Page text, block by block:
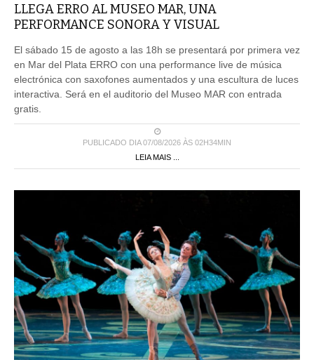
LLEGA ERRO AL MUSEO MAR, UNA
PERFORMANCE SONORA Y VISUAL
El sábado 15 de agosto a las 18h se presentará por primera vez
en Mar del Plata ERRO con una performance live de música
electrónica con saxofones aumentados y una escultura de luces
interactiva. Será en el auditorio del Museo MAR con entrada
gratis.
PUBLICADO DIA 07/08/2026 ÀS 02H34MIN
LEIA MAIS ...